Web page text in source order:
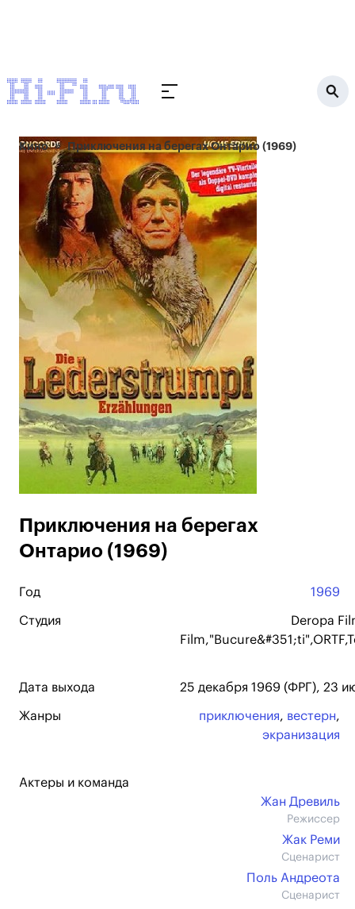
Кино Приключения на берегах Онтарио (1969)
Приключения на берегах
Онтарио (1969)
Год 1969
Студия
Deropa
Дата выхода 25 декабря 1969 (ФРГ), 23
Жанры приключения, вестерн,
экранизация
Актеры и команда
Жан Древиль
Режиссер
Жак Реми
Сценарист
Поль Андреота
Сценарист